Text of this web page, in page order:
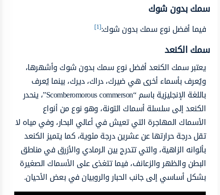
سمك بدون شوك
فيما أفضل نوع سمك بدون شوك:[1]
سمك الكنعد
يعتبر سمك الكنعد أفضل نوع سمك بدون شوك وأشهرها،
ويُعرف بأسماء أخرى هي ضيرك، دراك، ديرك، بينما يُعرف
باللغة الإنجليزية باسم “Scomberomorous commerson”، ينحدر
الكنعد إلى سلسلة أسماك التونة، وهو نوع من أنواع
الأسماك المهاجرة التي تعيش في أعالي البحار، وفي مياه لا
تقل درجة حرارتها عن عشرين درجة مئوية، كما يتميز الكنعد
بألوانه الزاهية، والتي تتدرج بين الرمادي والأزرق في مناطق
البطن والظهر والزعانف، فيما تتغذى على الأسماك الصغيرة
بشكل أساسي إلى جانب الحبار والروبيان في بعض الأحيان.